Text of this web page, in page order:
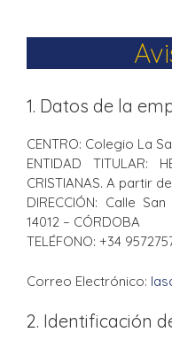
1. Datos de la
CENTRO: Colegio La
ENTIDAD TITULAR:
CRISTIANAS. A partir
DIRECCIÓN: Calle
14012 – CÓRDOBA
TELÉFONO: +34
Correo Electrónico:
2. Identificación